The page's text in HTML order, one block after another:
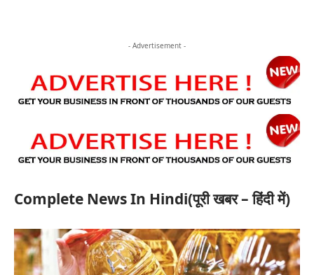
- Advertisement -
Complete News In Hindi(पूरी खबर – हिंदी में)